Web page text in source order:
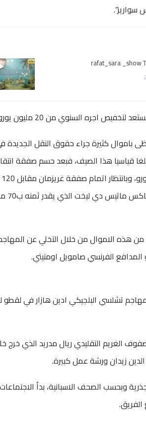
سواريز”.
rafat_sara _show
20 مليون يورو الى 17 للانتقال الى الفريق الكاتالوني.
قياسيا هذا الصيف، فبعد حسم صفقة
هذه الاموال من خلال التخلي عن المهاجم
المدافع الفرنسي صامويل اومتيتي.
تشلسي البلجيكي ادين هازار في لقطو له
صفوف الغريم التقليدي ريال مدريد الذي
زيدان ورشة عمل كبيرة.
وبحسب الصحف الاسبانية، بدأ